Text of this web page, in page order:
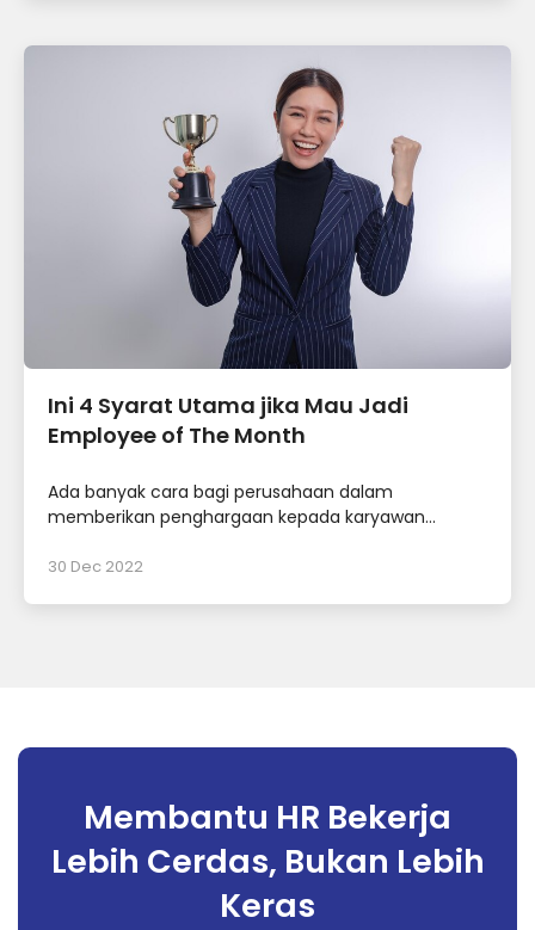
Ini 4 Syarat Utama jika Mau Jadi
Employee of The Month
Ada banyak cara bagi perusahaan dalam
memberikan penghargaan kepada karyawan...
30 Dec 2022
Membantu HR Bekerja
Lebih Cerdas, Bukan Lebih
Keras